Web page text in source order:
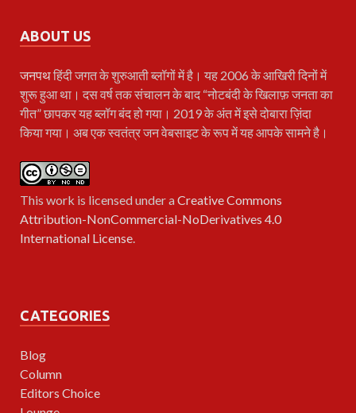
ABOUT US
जनपथहिंदी जगत के शुरुआती ब्लॉगों में है। यह 2006 के आखिरी दिनों में
शुरू हुआ था। दस वर्ष तक संचालन के बाद “नोटबंदी के खिलाफ़ जनता का
गीत” छापकर यह ब्लॉग बंद हो गया। 2019 के अंत में इसे दोबारा ज़िंदा
किया गया। अब एक स्वतंत्र जन वेबसाइट के रूप में यह आपके सामने है।
This work is licensed under aCreative Commons
Attribution-NonCommercial-NoDerivatives 4.0
International License
CATEGORIES
Blog
Column
Editors Choice